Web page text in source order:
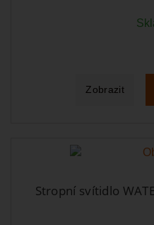
Zobrazit
Stropní svítidlo